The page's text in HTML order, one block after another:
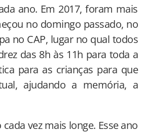
ano. Em 2017, foram mais
no domingo passado, no
no CAP, lugar no qual todos
das 8h às 11h para toda a
para as crianças para que
ajudando a memória, a
vez mais longe. Esse ano